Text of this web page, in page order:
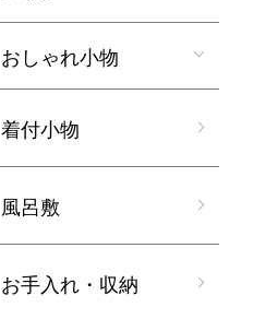
おしゃれ小物
着付小物
風呂敷
お手入れ・収納